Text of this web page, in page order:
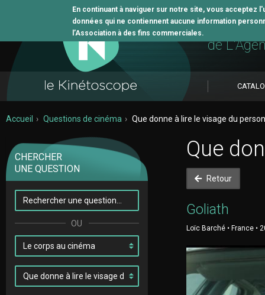
En continuant à naviguer sur notre site, vous
données qui ne contiennent aucune information
l’Association à des fins commerciales. L'outil
de
Accueil Questions de cinéma Que donne à lire le visage du
CHERCHER
UNE QUESTION
Que
Retour
Goliath
Loïc Barché • France •